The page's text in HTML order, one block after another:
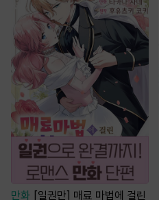
만화
[일권만] 매료 마법에 걸린